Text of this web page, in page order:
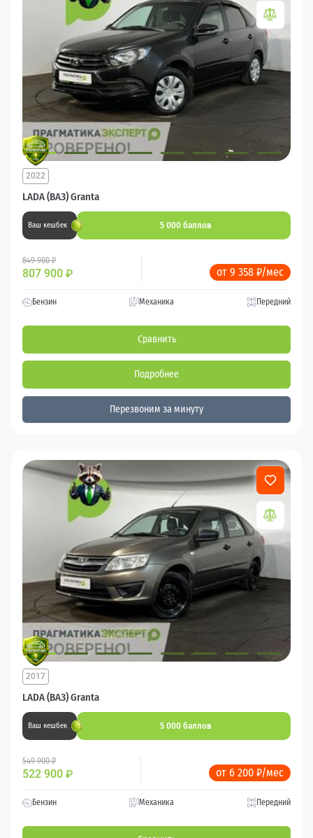
LADA (ВАЗ) Granta
2022
Ваш кешбек 5 000 баллов
849 900 ₽
807 900 ₽ от 9 358 ₽/мес
Бензин Механика Передний
Сравнить
Подробнее
Перезвоним за минуту
LADA (ВАЗ) Granta
2017
Ваш кешбек 5 000 баллов
549 900 ₽
522 900 ₽ от 6 200 ₽/мес
Бензин Механика Передний